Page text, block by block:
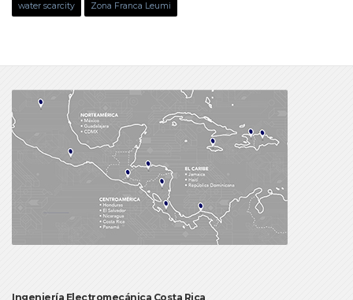
water scarcity Zona Franca Leumi
Ingeniería Electromecánica Costa Rica